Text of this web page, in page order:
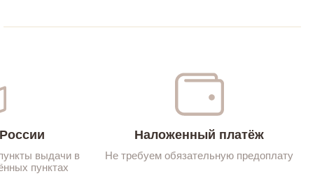
выдачи в
пунктах
Наложенный платёж
Не требуем обязательную предоплату